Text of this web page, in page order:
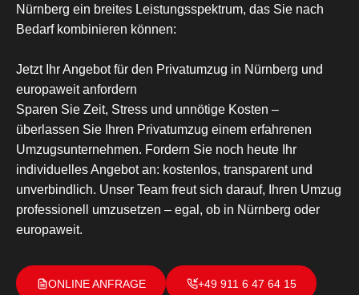
Nürnberg ein breites Leistungsspektrum, das Sie nach
Bedarf kombinieren können:
Jetzt Ihr Angebot für den Privatumzug in Nürnberg und
europaweit anfordern
Sparen Sie Zeit, Stress und unnötige Kosten –
überlassen Sie Ihren Privatumzug einem erfahrenen
Umzugsunternehmen. Fordern Sie noch heute Ihr
individuelles Angebot an: kostenlos, transparent und
unverbindlich. Unser Team freut sich darauf, Ihren Umzug
professionell umzusetzen – egal, ob in Nürnberg oder
europaweit.
ONLINE ANFRAGE +49 911 6 47 64 15